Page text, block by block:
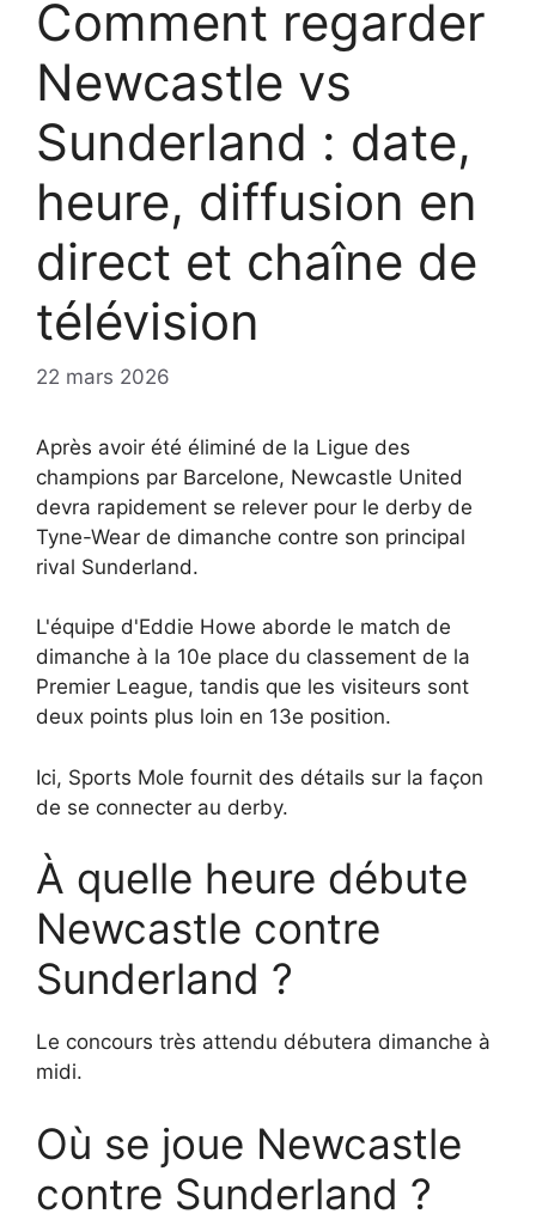
Comment regarder
Newcastle vs
Sunderland : date,
heure, diffusion en
direct et chaîne de
télévision
22 mars 2026
Après avoir été éliminé de la Ligue des
champions par Barcelone, Newcastle United
devra rapidement se relever pour le derby de
Tyne-Wear de dimanche contre son principal
rival Sunderland.
L'équipe d'Eddie Howe aborde le match de
dimanche à la 10e place du classement de la
Premier League, tandis que les visiteurs sont
deux points plus loin en 13e position.
Ici, Sports Mole fournit des détails sur la façon
de se connecter au derby.
À quelle heure débute
Newcastle contre
Sunderland ?
Le concours très attendu débutera dimanche à
midi.
Où se joue Newcastle
contre Sunderland ?